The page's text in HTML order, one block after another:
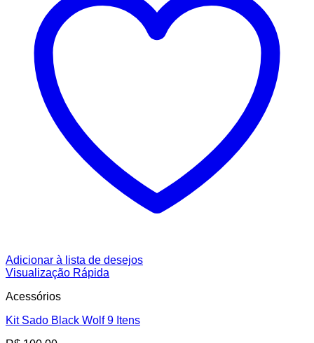
Adicionar à lista de desejos
Visualização Rápida
Acessórios
Kit Sado Black Wolf 9 Itens